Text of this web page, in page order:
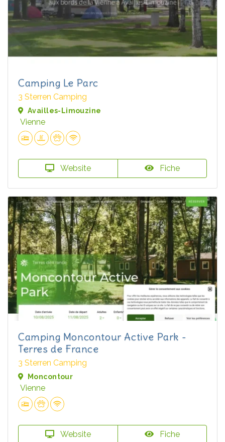
Camping Le Parc
3 Sterren Camping
Availles-Limouzine
Vienne
Website Fiche
Camping Moncontour Active Park -
Terres de France
3 Sterren Camping
Moncontour
Vienne
Website Fiche